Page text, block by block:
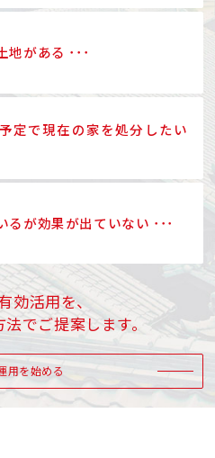
地がある ･･･
定で現在の家を処分したい
るが効果が出ていない ･･･
効活用を、
でご提案します。
用を始める